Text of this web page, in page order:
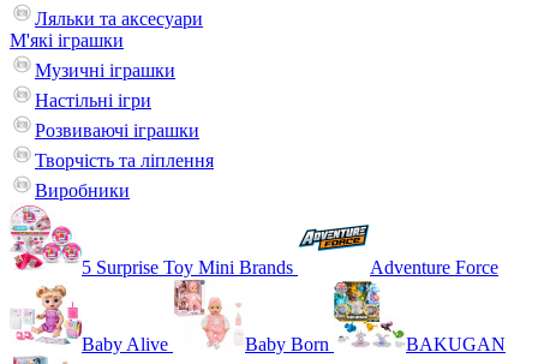
Ляльки та аксесуари
М'які іграшки
Музичні іграшки
Настільні iгри
Розвиваючі іграшки
Творчість та ліплення
Виробники
5 Surprise Toy Mini Brands Adventure Force
Baby Alive Baby Born BAKUGAN